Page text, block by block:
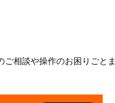
相談や操作のお困りごと